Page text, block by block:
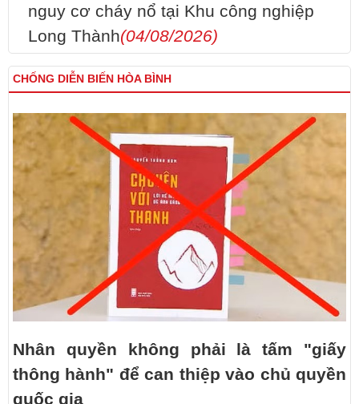
nguy cơ cháy nổ tại Khu công nghiệp
Long Thành(04/08/2026)
CHỐNG DIỄN BIẾN HÒA BÌNH
Nhân quyền không phải là tấm "giấy
thông hành" để can thiệp vào chủ quyền
quốc gia